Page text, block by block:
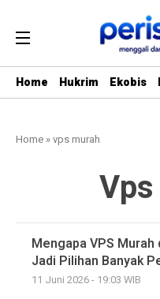
Home Hukrim Ekobis
Home »vps murah
Mengapa VPS Murah
Jadi Pilihan Banyak
11 Juni 2026 - 19:03 WIB